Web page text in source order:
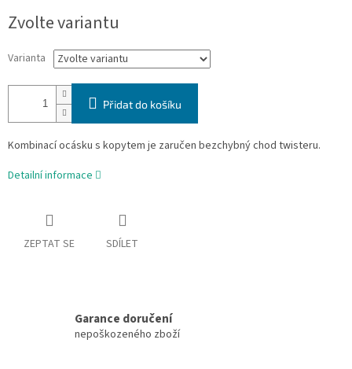
cena:
Zvolte variantu
Varianta
Přidat do košíku
Kombinací ocásku s kopytem je zaručen bezchybný chod twisteru.
Detailní informace
ZEPTAT SE SDÍLET
Garance doručení
nepoškozeného zboží